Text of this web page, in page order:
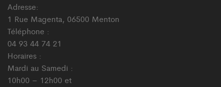
Adresse:
1 Rue Magenta, 06500 Menton
Téléphone :
04 93 44 74 21
Horaires :
Mardi au Samedi :
10h00 – 12h00 et